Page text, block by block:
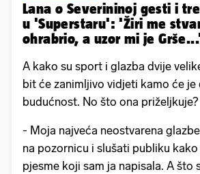
Lana o Severininoj gesti i
u 'Superstaru': 'Žiri me
ohrabrio, a uzor mi je
A kako su sport i glazba dvije
bit će zanimljivo vidjeti kamo će je
budućnost. No što ona priželjkuje?
- Moja najveća neostvarena
na pozornicu i slušati publiku
pjesme koji sam ja napisala. A što